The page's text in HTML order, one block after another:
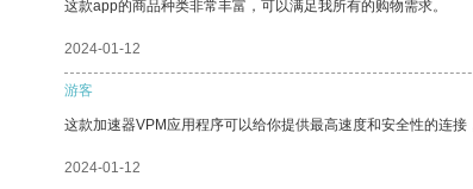
这款app的商品种类非常丰富，可以满足我所有的购物需求。
2024-01-12
游客
这款加速器VPM应用程序可以给你提供最高速度和安全性的连接
2024-01-12